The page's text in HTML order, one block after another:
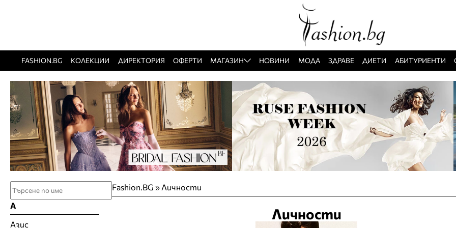
FASHION.BG КОЛЕКЦИИ ДИРЕКТОРИЯ ОФЕРТИ МАГАЗИН НОВИНИ МОДА ЗДРАВЕ ДИЕТИ АБИТУРИЕНТИ
Fashion.BG » Личности
Личности
А
Азис